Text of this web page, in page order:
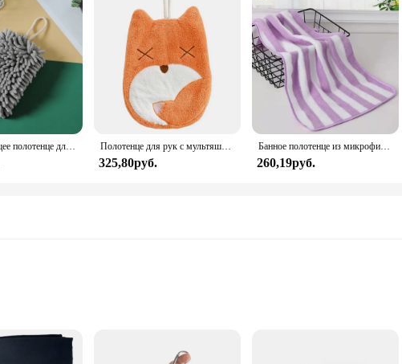
Быстросохнущее полотенце для кухни ванной комнаты полотенце для рук мяч с подвесной петлей полотенце из микрофибры Ткань для очистки кухонное полотенце Полотенце для рук с мультяшном принтом супервпитывающее полотенце для рук, восхитительное мультяшное животное, набор полотенец для рук из микрофибры, слон коала, бегемот, лиса, сова
325,80руб.
Банное полотенце из микрофибры, 35x75 см
260,19руб.